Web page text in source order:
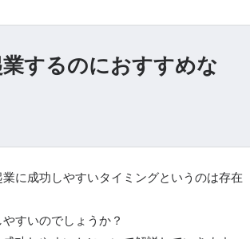
するのにおすすめな
に成功しやすいタイミングというのは存在
すいのでしょうか？